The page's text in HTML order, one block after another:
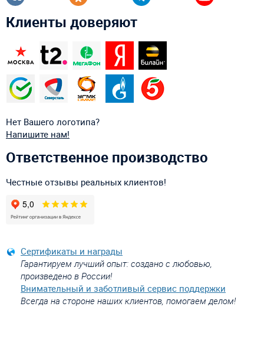
Клиенты доверяют
Нет Вашего логотипа?
Напишите нам!
Ответственное производство
Честные отзывы реальных клиентов!
Сертификаты и награды
Гарантируем лучший опыт: создано с любовью,
произведено в России!
Внимательный и заботливый сервис поддержки
Всегда на стороне наших клиентов, помогаем делом!